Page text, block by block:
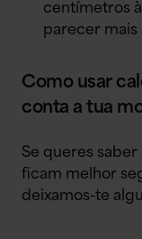
centímetros
parecer mais
Como usar
conta a tua
Se queres
ficam melhor
deixamos-te